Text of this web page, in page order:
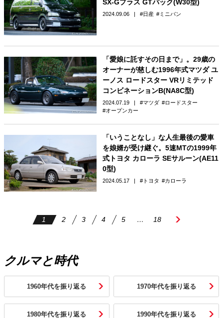
SX-Gプラス GTパック(W30型)
2024.09.06 日産 ミニバン
「愛娘に託すその日まで」。29歳の
オーナーが慈しむ1996年式マツダ ユ
ーノス ロードスター VRリミテッド
コンビネーションB(NA8C型)
2024.07.19 マツダ
ロードスター
オープンカー
「いうことなし」な人生最後の愛車
を娘婿が受け継ぐ。5速MTの1999年
式トヨタ カローラ SEサルーン(AE11
0型)
2024.05.17 トヨタ カローラ
1 2 3 4 5 … 18
クルマと時代
1960年代を振り返る 1970年代を振り返る
1980年代を振り返る 1990年代を振り返る